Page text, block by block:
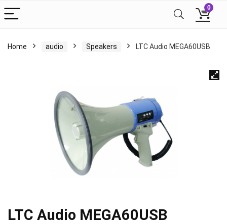
0
Home audio Speakers LTC Audio MEGA60USB
LTC Audio MEGA60USB